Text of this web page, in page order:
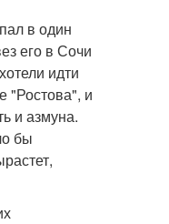
в один
его в Сочи
идти
"Ростова", и
и азмуна.
бы